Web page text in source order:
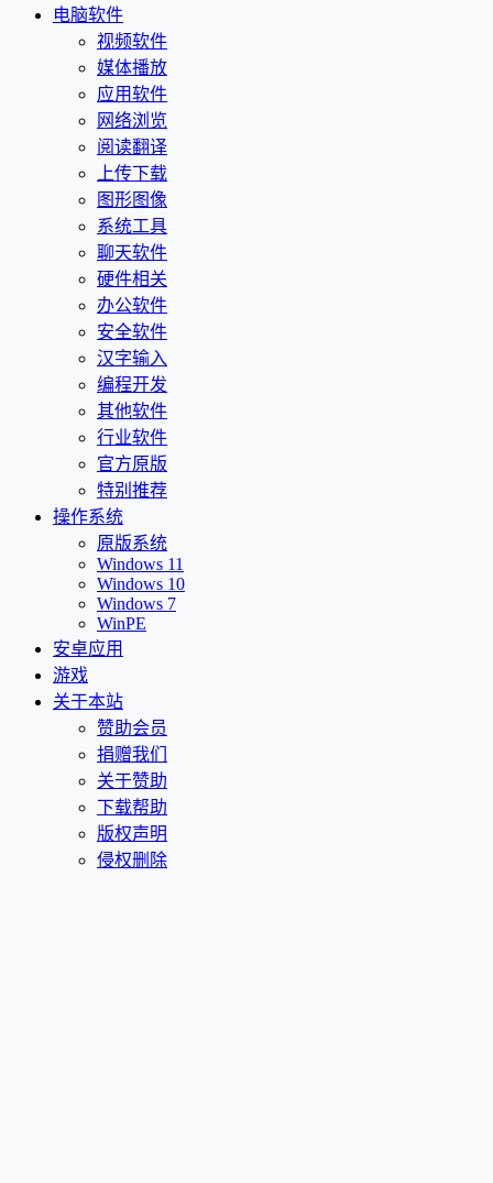
电脑软件
视频软件
媒体播放
应用软件
网络浏览
阅读翻译
上传下载
图形图像
系统工具
聊天软件
硬件相关
办公软件
安全软件
汉字输入
编程开发
其他软件
行业软件
官方原版
特别推荐
操作系统
原版系统
Windows 11
Windows 10
Windows 7
WinPE
安卓应用
游戏
关于本站
赞助会员
捐赠我们
关于赞助
下载帮助
版权声明
侵权删除